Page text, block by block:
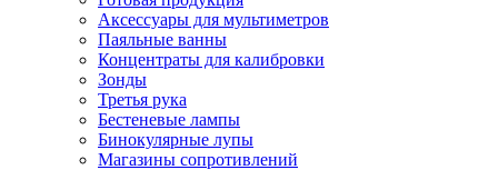
Аксессуары для мультиметров
Паяльные ванны
Концентраты для калибровки
Зонды
Третья рука
Бестеневые лампы
Бинокулярные лупы
Магазины сопротивлений